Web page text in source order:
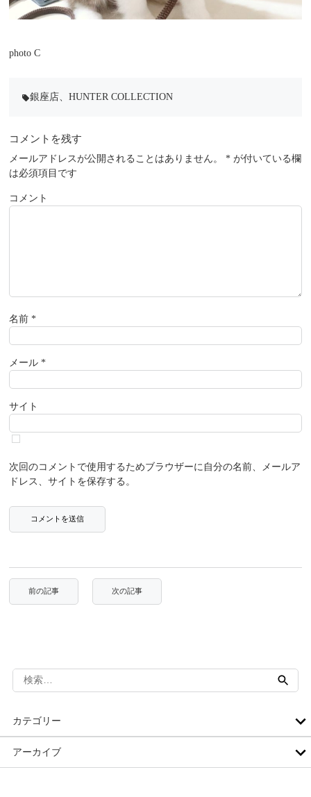
photo C
local_offer銀座店、HUNTER COLLECTION
コメントを残す
メールアドレスが公開されることはありません。 * が付いている欄
は必須項目です
コメント
名前*
メール*
サイト
次回のコメントで使用するためブラウザーに自分の名前、メールア
ドレス、サイトを保存する。
検
カテゴリー
アーカイブ